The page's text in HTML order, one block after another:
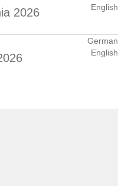
2026
English
German
English